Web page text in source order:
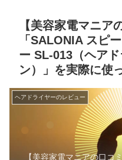
【美容家電マニア
「SALONIA スピ
ー SL-013（ヘア
ン）」を実際に使
ヘアドライヤーのレビュー
【美容家電マニアの口コ